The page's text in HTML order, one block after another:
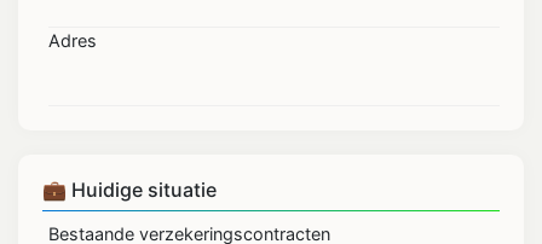
Adres
💼 Huidige situatie
Bestaande verzekeringscontracten